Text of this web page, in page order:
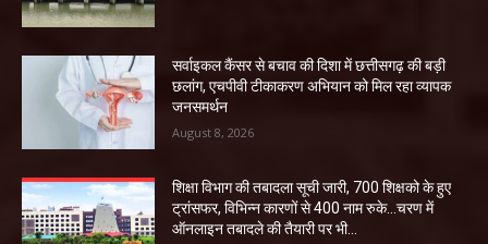
सर्वाइकल कैंसर से बचाव की दिशा में छत्तीसगढ़ की बड़ी
छलांग, एचपीवी टीकाकरण अभियान को मिल रहा व्यापक
जनसमर्थन
August 8, 2026
शिक्षा विभाग की तबादला सूची जारी, 700 शिक्षको के हुए
ट्रांसफर, विभिन्न कारणों से 400 नाम रुके…चरण में
ऑनलाइन तबादले की तैयारी पर भी...